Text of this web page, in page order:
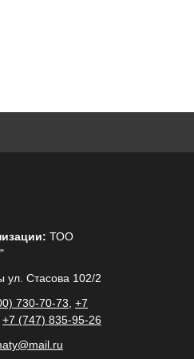
ТОО
ул. Стасова 102/2
730-70-73 +7
+7 (747) 835-95-26